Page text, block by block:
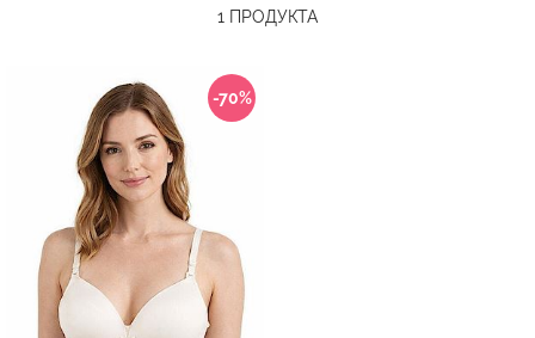
1 ПРОДУКТА
-70%